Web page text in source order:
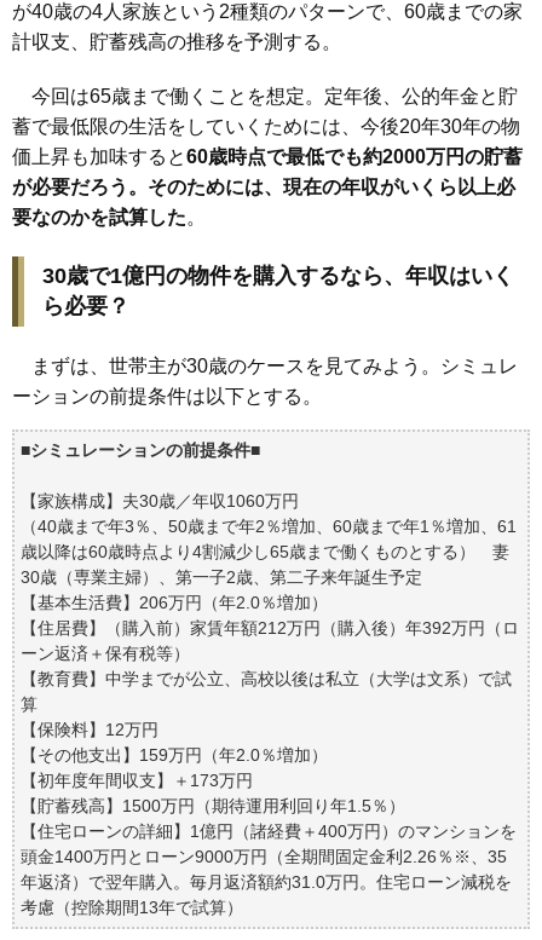
が40歳の4人家族という2種類のパターンで、60歳までの家
計収支、貯蓄残高の推移を予測する。
今回は65歳まで働くことを想定。定年後、公的年金と貯
蓄で最低限の生活をしていくためには、今後20年30年の物
価上昇も加味すると60歳時点で最低でも約2000万円の貯蓄
が必要だろう。そのためには、現在の年収がいくら以上必
要なのかを試算した。
30歳で1億円の物件を購入するなら、年収はいく
ら必要？
まずは、世帯主が30歳のケースを見てみよう。シミュレ
ーションの前提条件は以下とする。
■シミュレーションの前提条件■
【家族構成】夫30歳／年収1060万円
（40歳まで年3％、50歳まで年2％増加、60歳まで年1％増加、61
歳以降は60歳時点より4割減少し65歳まで働くものとする） 妻
30歳（専業主婦）、第一子2歳、第二子来年誕生予定
【基本生活費】206万円（年2.0％増加）
【住居費】（購入前）家賃年額212万円（購入後）年392万円（ロ
ーン返済＋保有税等）
【教育費】中学までが公立、高校以後は私立（大学は文系）で試
算
【保険料】12万円
【その他支出】159万円（年2.0％増加）
【初年度年間収支】＋173万円
【貯蓄残高】1500万円（期待運用利回り年1.5％）
【住宅ローンの詳細】1億円（諸経費＋400万円）のマンションを
頭金1400万円とローン9000万円（全期間固定金利2.26％※、35
年返済）で翌年購入。毎月返済額約31.0万円。住宅ローン減税を
考慮（控除期間13年で試算）